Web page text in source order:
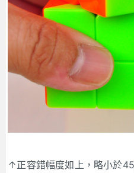
↑正容錯幅度如上，略小於